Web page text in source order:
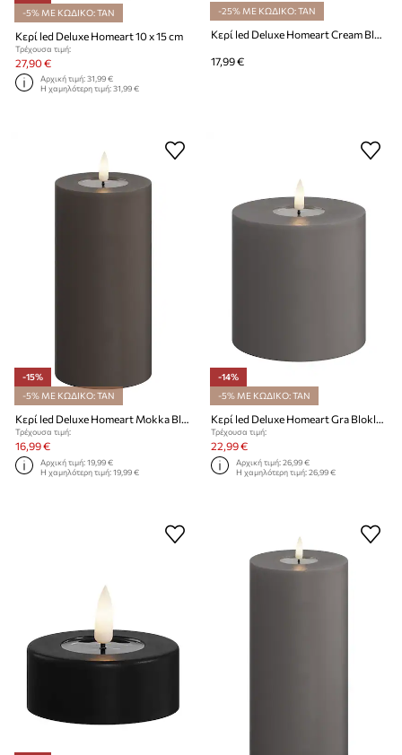
-5% ΜΕ ΚΩΔΙΚΟ: TAN
Κερί led Deluxe Homeart 10 x 15 cm
Τρέχουσα τιμή:
27,90 €
Αρχική τιμή:31,99 €
Η χαμηλότερη τιμή:31,99 €
-25% ΜΕ ΚΩΔΙΚΟ: TAN
Κερί led Deluxe Homeart Cream Bloklys 7,5 x 10 cm
17,99 €
-15%
-5% ΜΕ ΚΩΔΙΚΟ: TAN
Κερί led Deluxe Homeart Mokka Bloklys 7,5 x 15 cm
Τρέχουσα τιμή:
16,99 €
Αρχική τιμή:19,99 €
Η χαμηλότερη τιμή:19,99 €
-14%
-5% ΜΕ ΚΩΔΙΚΟ: TAN
Κερί led Deluxe Homeart Gra Bloklys 10 x 10 cm
Τρέχουσα τιμή:
22,99 €
Αρχική τιμή:26,99 €
Η χαμηλότερη τιμή:26,99 €